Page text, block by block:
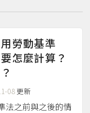
勞動基準
怎麼計算？
08更新
法之前與之後的情